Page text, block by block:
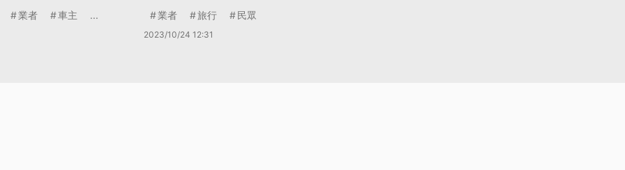
業者 車主 ... 業者 旅行 民眾
2023/10/24 12:31